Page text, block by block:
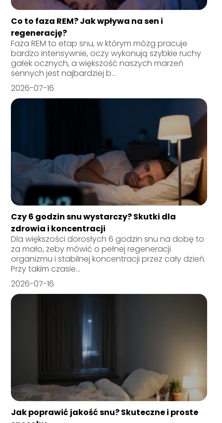
Co to faza REM? Jak wpływa na sen i
regenerację?
Faza REM to etap snu, w którym mózg pracuje
bardzo intensywnie, oczy wykonują szybkie ruchy
gałek ocznych, a większość naszych marzeń
sennych jest najbardziej b...
2026-07-16
Czy 6 godzin snu wystarczy? Skutki dla
zdrowia i koncentracji
Dla większości dorosłych 6 godzin snu na dobę to
za mało, żeby mówić o pełnej regeneracji
organizmu i stabilnej koncentracji przez cały dzień.
Przy takim czasie...
2026-07-16
Jak poprawić jakość snu? Skuteczne i proste